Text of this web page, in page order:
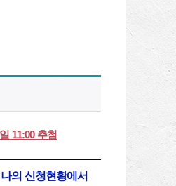
11:00 추첨
의 신청현황에서